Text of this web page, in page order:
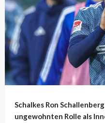
Schalkes Ron
ungewohnten Rolle als